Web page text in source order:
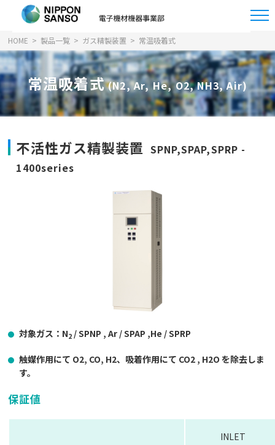
HOME 製品一覧 ガス精製装置 常温吸着式
常温吸着式(N2, Ar, He, O2, NH3, Air)
不活性ガス精製装置 SPNP,SPAP,SPRP -
1400series
対象ガス：N2 / SPNP , Ar / SPAP ,He / SPRP
触媒作用にて O2, CO, H2、吸着作用にて CO2 , H2O を除去しま
す。
保証値
INLET